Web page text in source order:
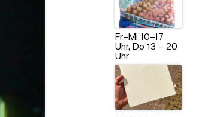
Fr–Mi 10–17
Uhr, Do 13 – 20
Uhr